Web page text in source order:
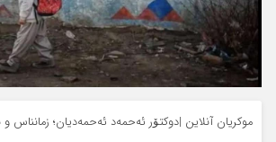
موکریان آنلاین |دوکتۆر ئەحمەد ئەحمەدیان؛ زمانناس و